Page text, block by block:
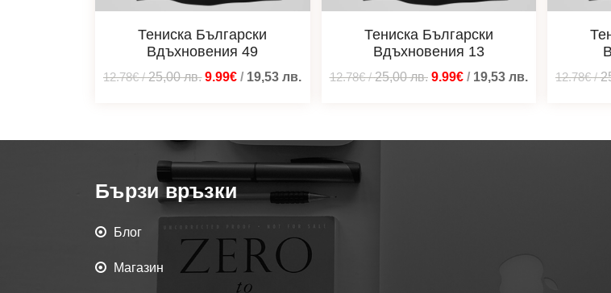
Тениска Български
Вдъхновения 49
12.78€/25,00лв. 9.99€ / 19,53лв.
Тениска Български
Вдъхновения 13
12.78€/25,00лв. 9.99€/ 19,53 лв. 12.78€/
Бързи връзки
Блог
Магазин